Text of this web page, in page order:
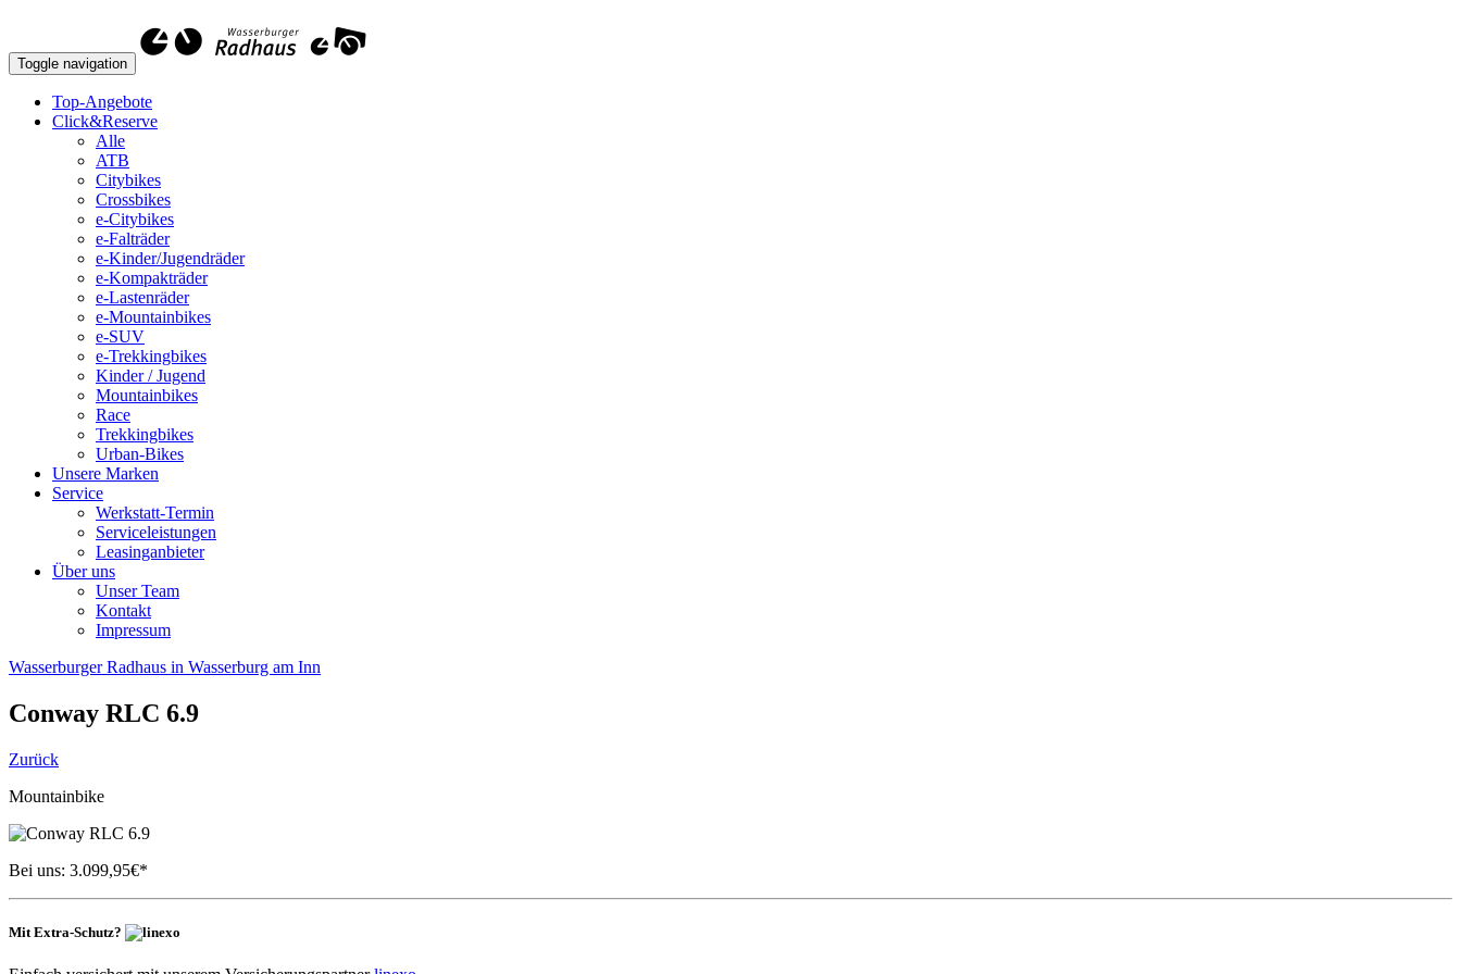
Toggle navigation
Top-Angebote
Click&Reserve
Alle
ATB
Citybikes
Crossbikes
e-Citybikes
e-Falträder
e-Kinder/Jugendräder
e-Kompakträder
e-Lastenräder
e-Mountainbikes
e-SUV
e-Trekkingbikes
Kinder / Jugend
Mountainbikes
Race
Trekkingbikes
Urban-Bikes
Unsere Marken
Service
Werkstatt-Termin
Serviceleistungen
Leasinganbieter
Über uns
Unser Team
Kontakt
Impressum
Wasserburger Radhaus in Wasserburg am Inn
Conway RLC 6.9
Zurück
Mountainbike
Bei uns: 3.099,95€*
Mit Extra-Schutz?